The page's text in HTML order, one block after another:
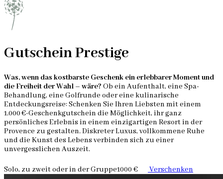
Gutschein Prestige
Was, wenn das kostbarste Geschenk ein erlebbarer Moment und
die Freiheit der Wahl – wäre? Ob ein Aufenthalt, eine Spa-
Behandlung, eine Golfrunde oder eine kulinarische
Entdeckungsreise: Schenken Sie Ihren Liebsten mit einem
1.000 €-Geschenkgutschein die Möglichkeit, ihr ganz
persönliches Erlebnis in einem einzigartigen Resort in der
Provence zu gestalten. Diskreter Luxus, vollkommene Ruhe
und die Kunst des Lebens verbinden sich zu einer
unvergesslichen Auszeit.
Solo, zu zweit oder in der Gruppe1000 € Verschenken